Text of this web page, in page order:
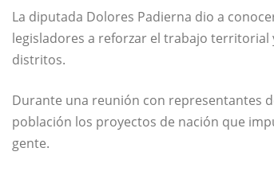
La diputada Dolores Padierna dio a
legisladores a reforzar el trabajo
distritos.
Durante una reunión con representantes
población los proyectos de nación que
gente.